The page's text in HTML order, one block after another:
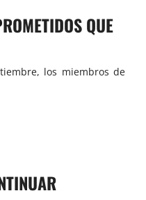
QUE
los miembros de